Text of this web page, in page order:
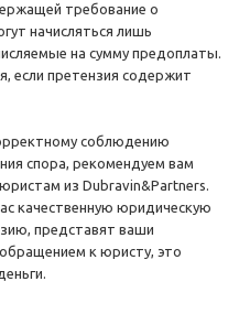
требование о
начисляться лишь
на сумму предоплаты.
если претензия содержит
соблюдению
спора, рекомендуем вам
из Dubravin&Partners.
качественную юридическую
представят ваши
к юристу, это